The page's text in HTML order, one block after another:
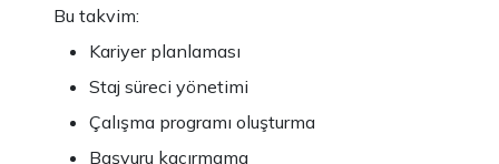
Bu takvim:
Kariyer planlaması
Staj süreci yönetimi
Çalışma programı oluşturma
Başvuru kaçırmama